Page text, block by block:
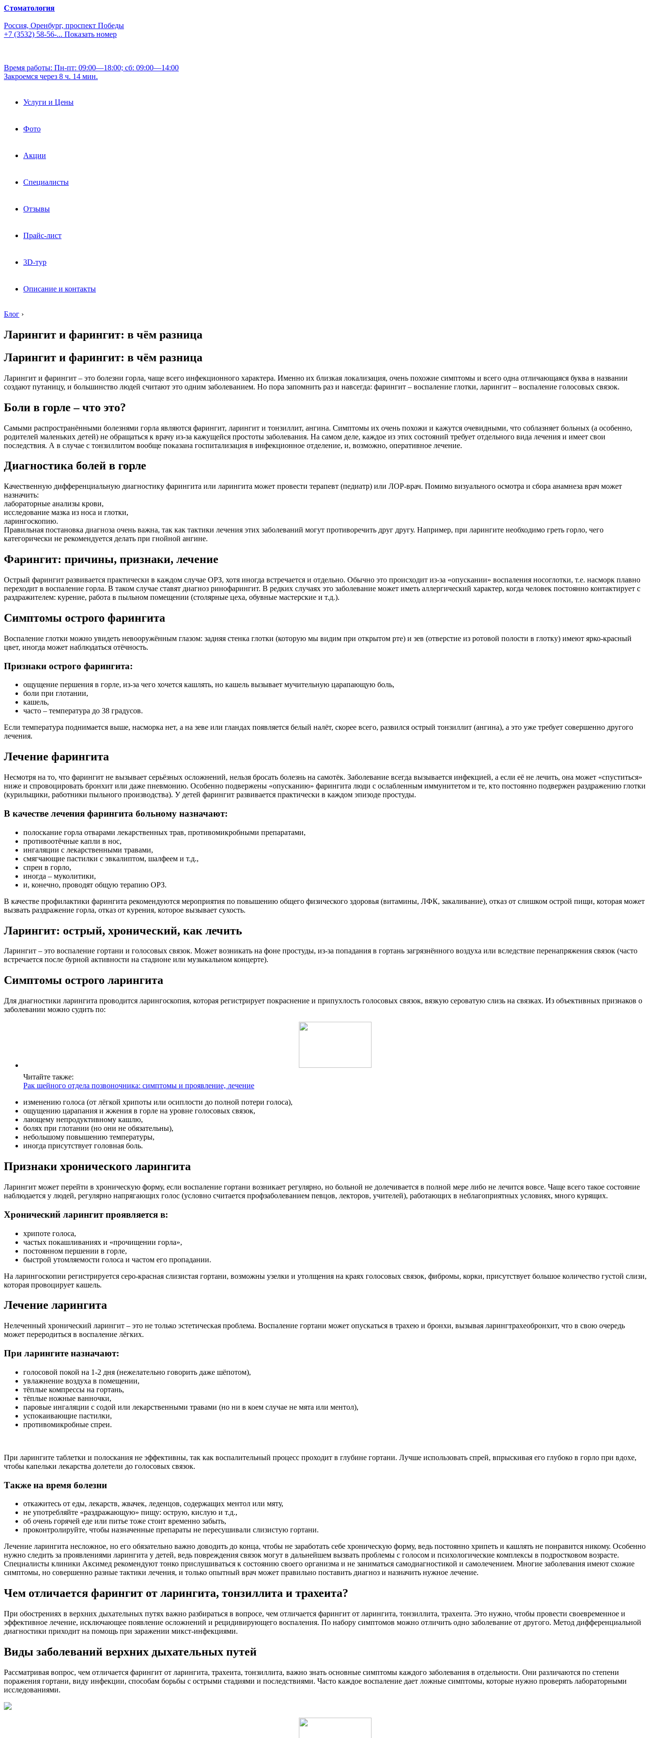
Стоматология
Россия, Оренбург, проспект Победы
+7 (3532) 58-56-... Показать номер
Время работы: Пн-пт: 09:00—18:00; сб: 09:00—14:00
Закроемся через 8 ч. 14 мин.
Услуги и Цены
Фото
Акции
Специалисты
Отзывы
Прайс-лист
3D-тур
Описание и контакты
Блог ›
Ларингит и фарингит: в чём разница
Ларингит и фарингит: в чём разница
Ларингит и фарингит – это болезни горла, чаще всего инфекционного характера. Именно их близкая локализация, очень похожие симптомы и всего одна отличающаяся буква в названии
создают путаницу, и большинство людей считают это одним заболеванием. Но пора запомнить раз и навсегда: фарингит – воспаление глотки, ларингит – воспаление голосовых связок.
Боли в горле – что это?
Самыми распространёнными болезнями горла являются фарингит, ларингит и тонзиллит, ангина. Симптомы их очень похожи и кажутся очевидными, что соблазняет больных (а особенно,
родителей маленьких детей) не обращаться к врачу из-за кажущейся простоты заболевания. На самом деле, каждое из этих состояний требует отдельного вида лечения и имеет свои
последствия. А в случае с тонзиллитом вообще показана госпитализация в инфекционное отделение, и, возможно, оперативное лечение.
Диагностика болей в горле
Качественную дифференциальную диагностику фарингита или ларингита может провести терапевт (педиатр) или ЛОР-врач. Помимо визуального осмотра и сбора анамнеза врач может
назначить:
лабораторные анализы крови,
исследование мазка из носа и глотки,
ларингоскопию.
Правильная постановка диагноза очень важна, так как тактики лечения этих заболеваний могут противоречить друг другу. Например, при ларингите необходимо греть горло, чего
категорически не рекомендуется делать при гнойной ангине.
Фарингит: причины, признаки, лечение
Острый фарингит развивается практически в каждом случае ОРЗ, хотя иногда встречается и отдельно. Обычно это происходит из-за «опускании» воспаления носоглотки, т.е. насморк плавно
переходит в воспаление горла. В таком случае ставят диагноз ринофарингит. В редких случаях это заболевание может иметь аллергический характер, когда человек постоянно контактирует с
раздражителем: курение, работа в пыльном помещении (столярные цеха, обувные мастерские и т.д.).
Симптомы острого фарингита
Воспаление глотки можно увидеть невооружённым глазом: задняя стенка глотки (которую мы видим при открытом рте) и зев (отверстие из ротовой полости в глотку) имеют ярко-красный
цвет, иногда может наблюдаться отёчность.
Признаки острого фарингита:
ощущение першения в горле, из-за чего хочется кашлять, но кашель вызывает мучительную царапающую боль,
боли при глотании,
кашель,
часто – температура до 38 градусов.
Если температура поднимается выше, насморка нет, а на зеве или гландах появляется белый налёт, скорее всего, развился острый тонзиллит (ангина), а это уже требует совершенно другого
лечения.
Лечение фарингита
Несмотря на то, что фарингит не вызывает серьёзных осложнений, нельзя бросать болезнь на самотёк. Заболевание всегда вызывается инфекцией, а если её не лечить, она может «спуститься»
ниже и спровоцировать бронхит или даже пневмонию. Особенно подвержены «опусканию» фарингита люди с ослабленным иммунитетом и те, кто постоянно подвержен раздражению глотки
(курильщики, работники пыльного производства). У детей фарингит развивается практически в каждом эпизоде простуды.
В качестве лечения фарингита больному назначают:
полоскание горла отварами лекарственных трав, противомикробными препаратами,
противоотёчные капли в нос,
ингаляции с лекарственными травами,
смягчающие пастилки с эвкалиптом, шалфеем и т.д.,
спреи в горло,
иногда – муколитики,
и, конечно, проводят общую терапию ОРЗ.
В качестве профилактики фарингита рекомендуются мероприятия по повышению общего физического здоровья (витамины, ЛФК, закаливание), отказ от слишком острой пищи, которая может
вызвать раздражение горла, отказ от курения, которое вызывает сухость.
Ларингит: острый, хронический, как лечить
Ларингит – это воспаление гортани и голосовых связок. Может возникать на фоне простуды, из-за попадания в гортань загрязнённого воздуха или вследствие перенапряжения связок (часто
встречается после бурной активности на стадионе или музыкальном концерте).
Симптомы острого ларингита
Для диагностики ларингита проводится ларингоскопия, которая регистрирует покраснение и припухлость голосовых связок, вязкую сероватую слизь на связках. Из объективных признаков о
заболевании можно судить по:
Читайте также:
Рак шейного отдела позвоночника: симптомы и проявление, лечение
изменению голоса (от лёгкой хрипоты или осиплости до полной потери голоса),
ощущению царапания и жжения в горле на уровне голосовых связок,
лающему непродуктивному кашлю,
болях при глотании (но они не обязательны),
небольшому повышению температуры,
иногда присутствует головная боль.
Признаки хронического ларингита
Ларингит может перейти в хроническую форму, если воспаление гортани возникает регулярно, но больной не долечивается в полной мере либо не лечится вовсе. Чаще всего такое состояние
наблюдается у людей, регулярно напрягающих голос (условно считается профзаболеванием певцов, лекторов, учителей), работающих в неблагоприятных условиях, много курящих.
Хронический ларингит проявляется в:
хрипоте голоса,
частых покашливаниях и «прочищении горла»,
постоянном першении в горле,
быстрой утомляемости голоса и частом его пропадании.
На ларингоскопии регистрируется серо-красная слизистая гортани, возможны узелки и утолщения на краях голосовых связок, фибромы, корки, присутствует большое количество густой слизи,
которая провоцирует кашель.
Лечение ларингита
Нелеченный хронический ларингит – это не только эстетическая проблема. Воспаление гортани может опускаться в трахею и бронхи, вызывая ларингтрахеобронхит, что в свою очередь
может переродиться в воспаление лёгких.
При ларингите назначают:
голосовой покой на 1-2 дня (нежелательно говорить даже шёпотом),
увлажнение воздуха в помещении,
тёплые компрессы на гортань,
тёплые ножные ванночки,
паровые ингаляции с содой или лекарственными травами (но ни в коем случае не мята или ментол),
успокаивающие пастилки,
противомикробные спреи.
При ларингите таблетки и полоскания не эффективны, так как воспалительный процесс проходит в глубине гортани. Лучше использовать спрей, впрыскивая его глубоко в горло при вдохе,
чтобы капельки лекарства долетели до голосовых связок.
Также на время болезни
откажитесь от еды, лекарств, жвачек, леденцов, содержащих ментол или мяту,
не употребляйте «раздражающую» пищу: острую, кислую и т.д.,
об очень горячей еде или питье тоже стоит временно забыть,
проконтролируйте, чтобы назначенные препараты не пересушивали слизистую гортани.
Лечение ларингита несложное, но его обязательно важно доводить до конца, чтобы не заработать себе хроническую форму, ведь постоянно хрипеть и кашлять не понравится никому. Особенно
нужно следить за проявлениями ларингита у детей, ведь повреждения связок могут в дальнейшем вызвать проблемы с голосом и психологические комплексы в подростковом возрасте.
Специалисты клиники Аксимед рекомендуют тонко прислушиваться к состоянию своего организма и не заниматься самодиагностикой и самолечением. Многие заболевания имеют схожие
симптомы, но совершенно разные тактики лечения, и только опытный врач может правильно поставить диагноз и назначить нужное лечение.
Чем отличается фарингит от ларингита, тонзиллита и трахеита?
При обострениях в верхних дыхательных путях важно разбираться в вопросе, чем отличается фарингит от ларингита, тонзиллита, трахеита. Это нужно, чтобы провести своевременное и
эффективное лечение, исключающее появление осложнений и рецидивирующего воспаления. По набору симптомов можно отличить одно заболевание от другого. Метод дифференциальной
диагностики приходит на помощь при заражении микст-инфекциями.
Виды заболеваний верхних дыхательных путей
Рассматривая вопрос, чем отличается фарингит от ларингита, трахеита, тонзиллита, важно знать основные симптомы каждого заболевания в отдельности. Они различаются по степени
поражения гортани, виду инфекции, способам борьбы с острыми стадиями и последствиями. Часто каждое воспаление дает ложные симптомы, которые нужно проверять лабораторными
исследованиями.